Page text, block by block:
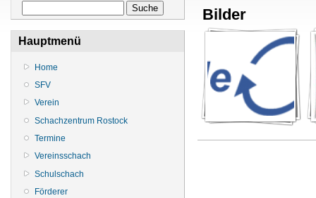
Hauptmenü
Home
SFV
Verein
Schachzentrum Rostock
Termine
Vereinsschach
Schulschach
Förderer
Bilder